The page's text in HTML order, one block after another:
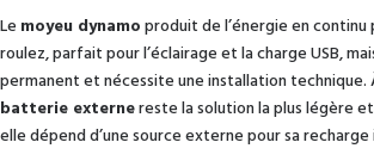
Le moyeu dynamoproduit de l’énergie en continu
roulez, parfait pour l’éclairage et la charge USB,
permanent et nécessite une installation technique.
batterie externereste la solution la plus légère
elle dépend d’une source externe pour sa